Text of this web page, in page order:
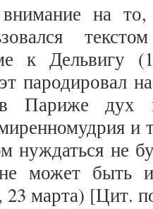
внимание на
к Дельвигу
пародировал
дух
и
нуждаться не
может быть
23 марта) [Цит.